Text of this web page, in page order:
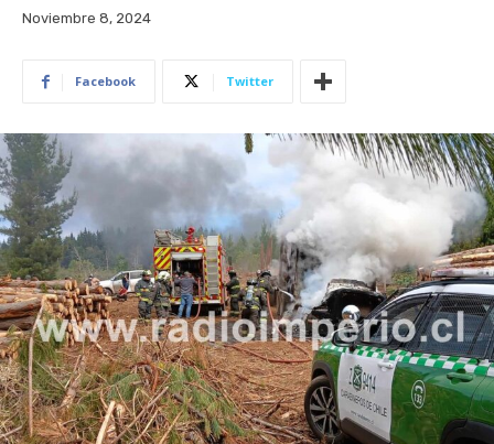
Noviembre 8, 2024
Facebook Twitter